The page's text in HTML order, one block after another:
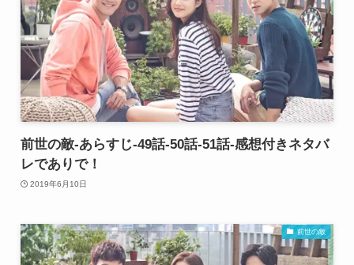
前世の敵-あらすじ-49話-50話-51話-感想付きネタバ
レでありで！
2019年6月10日
前世の敵